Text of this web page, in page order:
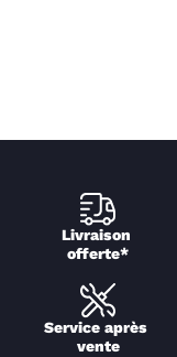
Livraison
offerte*
Service après
vente